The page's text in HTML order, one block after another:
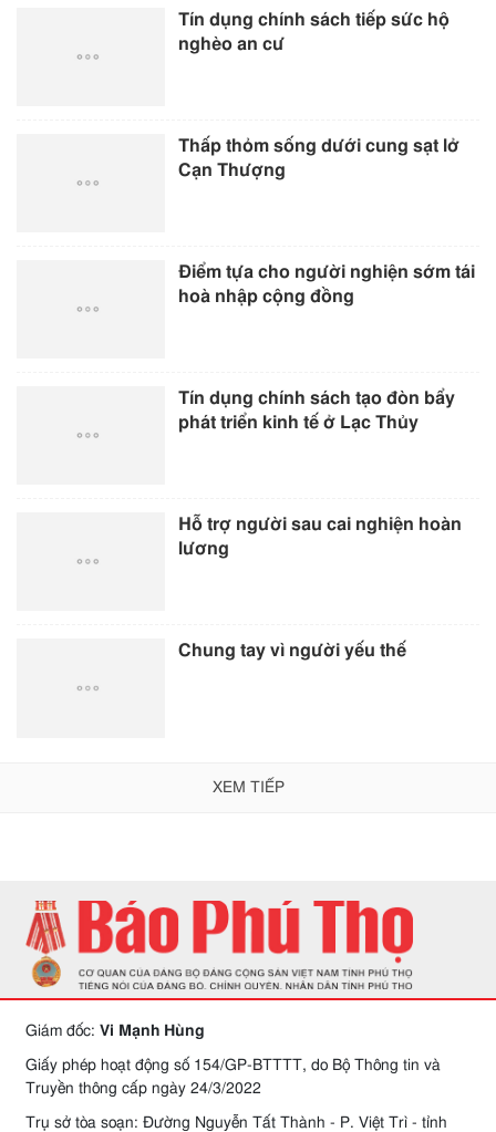
Tín dụng chính sách tiếp sức hộ
nghèo an cư
Thấp thỏm sống dưới cung sạt lở
Cạn Thượng
Điểm tựa cho người nghiện sớm tái
hoà nhập cộng đồng
Tín dụng chính sách tạo đòn bẩy
phát triển kinh tế ở Lạc Thủy
Hỗ trợ người sau cai nghiện hoàn
lương
Chung tay vì người yếu thế
XEM TIẾP
Giám đốc: Vi Mạnh Hùng
Giấy phép hoạt động số 154/GP-BTTTT, do Bộ Thông tin và
Truyền thông cấp ngày 24/3/2022
Trụ sở tòa soạn: Đường Nguyễn Tất Thành - P. Việt Trì - tỉnh